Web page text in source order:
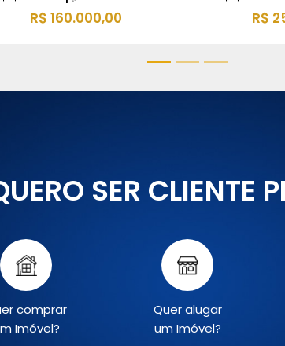
R$ 170.300,00 R$
SER CLIENTE
comprar
Imóvel?
Quer alugar
um Imóvel?